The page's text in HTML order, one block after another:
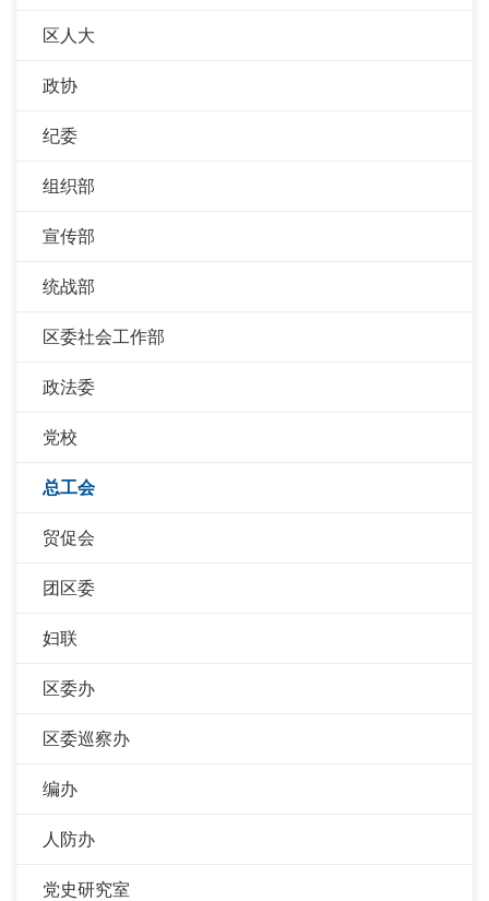
区人大
政协
纪委
组织部
宣传部
统战部
区委社会工作部
政法委
党校
总工会
贸促会
团区委
妇联
区委办
区委巡察办
编办
人防办
党史研究室